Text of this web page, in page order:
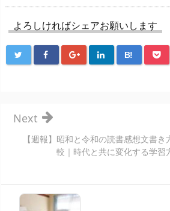
よろしければシェアお願いします
B!
【週報】昭和と令和の読書感想文書き
較｜時代と共に変化する学習
Next